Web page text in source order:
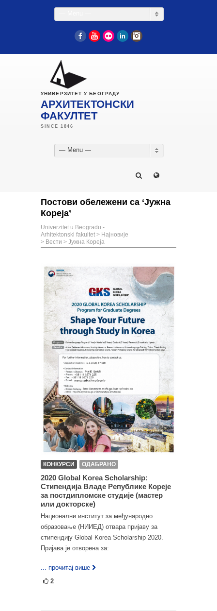
FacebookYouTube
Flickr LinkedIn
УНИВЕРЗИТЕТ У БЕОГРАДУ
АРХИТЕКТОНСКИ
ФАКУЛТЕТ
— Menu —
Постови обележени са ‘Јужна
Кореја’
Univerzitet u Beogradu -
Arhitektonski fakultet > Најновије
> Вести > Јужна Кореја
КОНКУРСИ ОДАБРАНО
2020 Global Korea Scholarship:
Стипендија Владе Републике Кореје
за постдипломске студије (мастер
или докторске)
Национални институт за међународно
образовање (НИИЕД) отвара пријаву за
стипендију Global Korea Scholarship 2020.
Пријава је отворена за:
... прочитај више
2